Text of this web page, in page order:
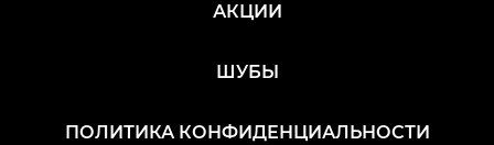
АКЦИИ
ШУБЫ
ПОЛИТИКА КОНФИДЕНЦИАЛЬНОСТИ